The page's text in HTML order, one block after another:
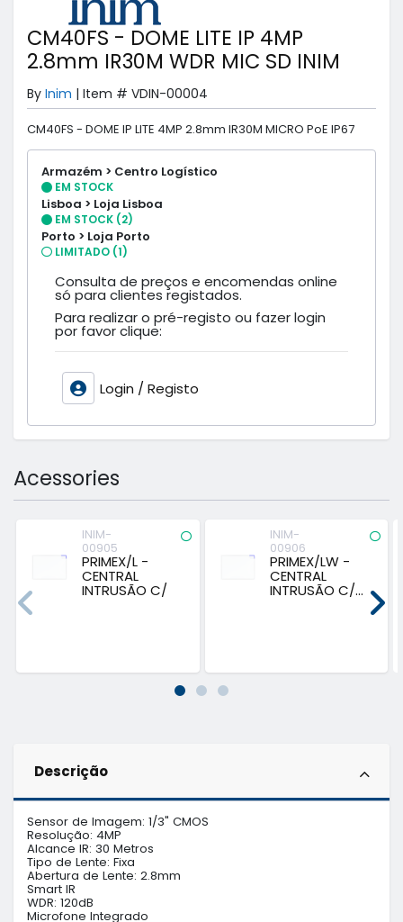
CM40FS - DOME LITE IP 4MP
2.8mm IR30M WDR MIC SD INIM
By Inim | Item # VDIN-00004
CM40FS - DOME IP LITE 4MP 2.8mm IR30M MICRO PoE IP67
Armazém > Centro Logístico
EM STOCK
Lisboa > Loja Lisboa
EM STOCK (2)
Porto > Loja Porto
LIMITADO (1)
Consulta de preços e encomendas online
só para clientes registados.
Para realizar o pré-registo ou fazer login
por favor clique:
Login / Registo
Acessories
INIM-
00905
PRIMEX/L -
CENTRAL
INTRUSÃO C/
INIM-
00906
PRIMEX/LW -
CENTRAL
INTRUSÃO C/...
Descrição
Sensor de Imagem: 1/3" CMOS
Resolução: 4MP
Alcance IR: 30 Metros
Tipo de Lente: Fixa
Abertura de Lente: 2.8mm
Smart IR
WDR: 120dB
Microfone Integrado